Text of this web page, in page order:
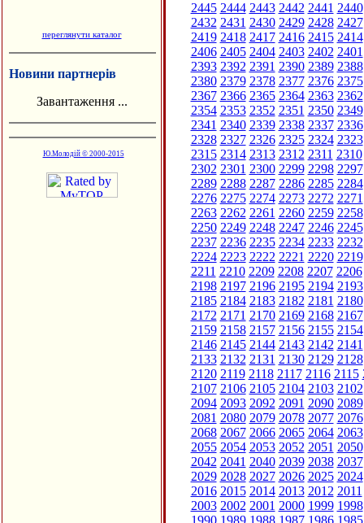
переглянути каталог
Новини партнерів
Завантаження ...
Ю.Молодій © 2000-2015
2445 2444 2443 2442 2441 2440
2432 2431 2430 2429 2428 2427
2419 2418 2417 2416 2415 2414
2406 2405 2404 2403 2402 2401
2393 2392 2391 2390 2389 2388
2380 2379 2378 2377 2376 2375
2367 2366 2365 2364 2363 2362
2354 2353 2352 2351 2350 2349
2341 2340 2339 2338 2337 2336
2328 2327 2326 2325 2324 2323
2315 2314 2313 2312 2311 2310
2302 2301 2300 2299 2298 2297
2289 2288 2287 2286 2285 2284
2276 2275 2274 2273 2272 2271
2263 2262 2261 2260 2259 2258
2250 2249 2248 2247 2246 2245
2237 2236 2235 2234 2233 2232
2224 2223 2222 2221 2220 2219
2211 2210 2209 2208 2207 2206
2198 2197 2196 2195 2194 2193
2185 2184 2183 2182 2181 2180
2172 2171 2170 2169 2168 2167
2159 2158 2157 2156 2155 2154
2146 2145 2144 2143 2142 2141
2133 2132 2131 2130 2129 2128
2120 2119 2118 2117 2116 2115
2107 2106 2105 2104 2103 2102
2094 2093 2092 2091 2090 2089
2081 2080 2079 2078 2077 2076
2068 2067 2066 2065 2064 2063
2055 2054 2053 2052 2051 2050
2042 2041 2040 2039 2038 2037
2029 2028 2027 2026 2025 2024
2016 2015 2014 2013 2012 2011
2003 2002 2001 2000 1999 1998
1990 1989 1988 1987 1986 1985